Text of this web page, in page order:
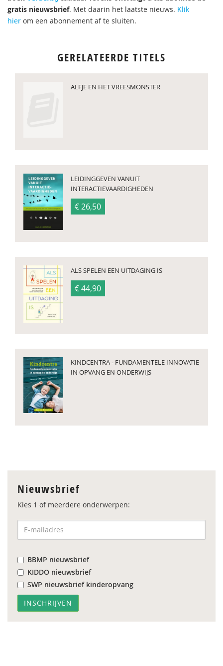
gratis nieuwsbrief. Met daarin het laatste nieuws. Klik
hier om een abonnement af te sluiten.
GERELATEERDE TITELS
ALFJE EN HET VREESMONSTER
LEIDINGGEVEN VANUIT
INTERACTIEVAARDIGHEDEN
€ 26,50
ALS SPELEN EEN UITDAGING IS
€ 44,90
KINDCENTRA - FUNDAMENTELE INNOVATIE
IN OPVANG EN ONDERWIJS
Nieuwsbrief
Kies 1 of meerdere onderwerpen:
BBMP nieuwsbrief
KIDDO nieuwsbrief
SWP nieuwsbrief kinderopvang